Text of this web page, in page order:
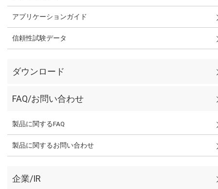
アプリケーションガイド
信頼性試験データ
ダウンロード
FAQ/お問い合わせ
製品に関するFAQ
製品に関するお問い合わせ
企業/IR